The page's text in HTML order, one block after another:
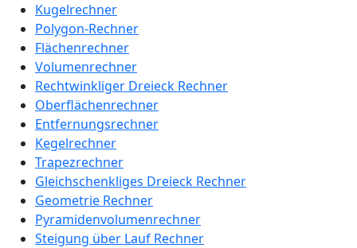
Kugelrechner
Polygon-Rechner
Flächenrechner
Volumenrechner
Rechtwinkliger Dreieck Rechner
Oberflächenrechner
Entfernungsrechner
Kegelrechner
Trapezrechner
Gleichschenkliges Dreieck Rechner
Geometrie Rechner
Pyramidenvolumenrechner
Steigung über Lauf Rechner